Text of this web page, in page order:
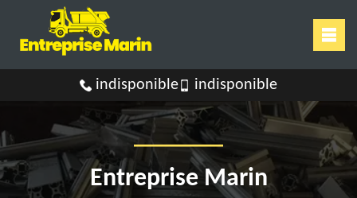
indisponible indisponible
Entreprise Marin